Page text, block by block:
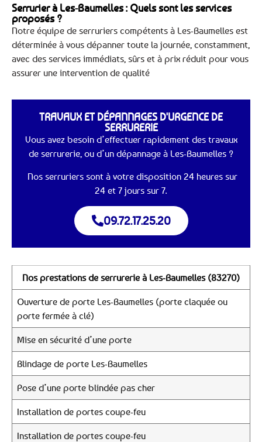
Serrurier à Les-Baumelles : Quels sont les services
proposés ?
Notre équipe de serruriers compétents à Les-Baumelles est
déterminée à vous dépanner toute la journée, constamment,
avec des services immédiats, sûrs et à prix réduit pour vous
assurer une intervention de qualité
TRAVAUX ET DÉPANNAGES D'URGENCE DE
SERRURERIE
Vous avez besoin d’effectuer rapidement des travaux
de serrurerie, ou d’un dépannage à Les-Baumelles ?
Nos serruriers sont à votre disposition 24 heures sur
24 et 7 jours sur 7.
09.72.17.25.20
Nos prestations de serrurerie à Les-Baumelles (83270)
Ouverture de porte Les-Baumelles (porte claquée ou
porte fermée à clé)
Mise en sécurité d’une porte
Blindage de porte Les-Baumelles
Pose d’une porte blindée pas cher
Installation de portes coupe-feu
Installation de portes coupe-feu